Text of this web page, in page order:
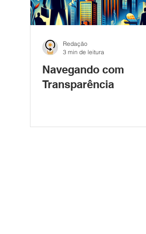
Navegando com
Transparência
Redação
3 min de leitura